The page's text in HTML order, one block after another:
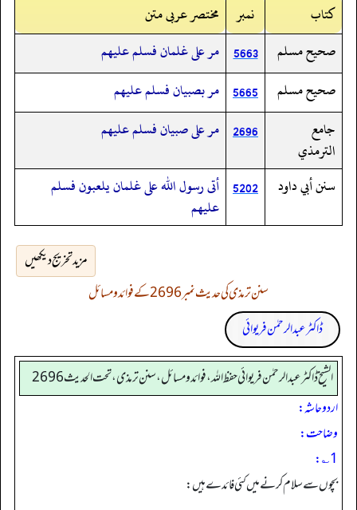
کتاب
نمبر
مختصر عربی متن
صحيح مسلم
5663 مر على غلمان فسلم عليهم
صحيح مسلم
5665 مر بصبيان فسلم عليهم
جامع
الترمذي
2696 مر على صبيان فسلم عليهم
سنن أبي داود 5202 أتى رسول الله على غلمان يلعبون فسلم
عليهم
مزید تخریج دیکھیں
سنن ترمذی کی حدیث نمبر 2696 کے فوائد و مسائل
ڈاکٹر عبدالرحمٰن فریوائی
الشیخ ڈاکٹر عبد الرحمٰن فریوائی حفظ اللہ، فوائد و مسائل، سنن ترمذی، تحت الحديث 2696
اردو حاشہ:
وضاحت:
1؎:
بچوں سے سلام کرنے میں کئی فائدے ہیں: